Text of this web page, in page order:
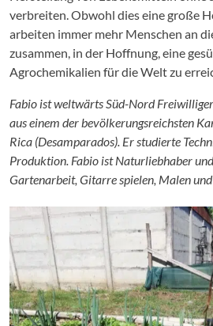
verbreiten. Obwohl dies eine große
arbeiten immer mehr Menschen an
zusammen, in der Hoffnung, eine
Agrochemikalien für die Welt zu
Fabio ist weltwärts Süd-Nord
aus einem der bevölkerungsreichsten
Rica (Desamparados). Er studierte
Produktion. Fabio ist Naturliebhaber
Gartenarbeit, Gitarre spielen, Malen und